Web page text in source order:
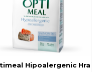
mare - Curcan, 20kg
Hipoalergenic